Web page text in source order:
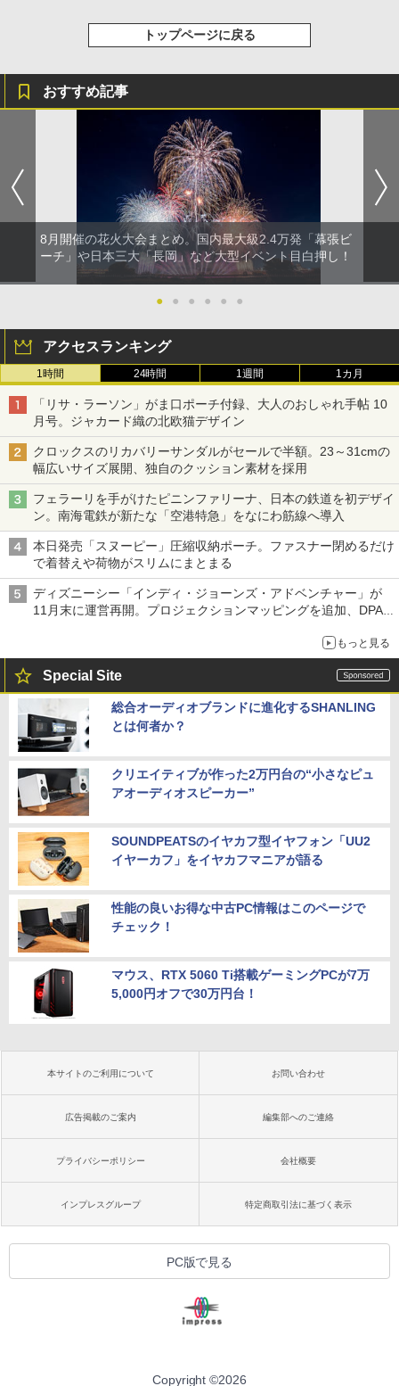
トップページに戻る
おすすめ記事
8月開催の花火大会まとめ。国内最大級2.4万発「幕張ビ
ーチ」や日本三大「長岡」など大型イベント目白押し！
● ● ● ● ● ●
アクセスランキング
1時間 24時間 1週間 1カ月
「リサ・ラーソン」がま口ポーチ付録、大人のおしゃれ手帖 10
月号。ジャカード織の北欧猫デザイン
クロックスのリカバリーサンダルがセールで半額。23～31cmの
幅広いサイズ展開、独自のクッション素材を採用
フェラーリを手がけたピニンファリーナ、日本の鉄道を初デザイ
ン。南海電鉄が新たな「空港特急」をなにわ筋線へ導入
本日発売「スヌーピー」圧縮収納ポーチ。ファスナー閉めるだけ
で着替えや荷物がスリムにまとまる
ディズニーシー「インディ・ジョーンズ・アドベンチャー」が
11月末に運営再開。プロジェクションマッピングを追加、DPA
もっと見る
Special Site
総合オーディオブランドに進化するSHANLING
とは何者か？
クリエイティブが作った2万円台の“小さなピュ
アオーディオスピーカー”
SOUNDPEATSのイヤカフ型イヤフォン「UU2
イヤーカフ」をイヤカフマニアが語る
性能の良いお得な中古PC情報はこのページで
チェック！
マウス、RTX 5060 Ti搭載ゲーミングPCが7万
5,000円オフで30万円台！
本サイトのご利用について お問い合わせ
広告掲載のご案内 編集部へのご連絡
プライバシーポリシー 会社概要
インプレスグループ 特定商取引法に基づく表示
PC版で見る
Copyright ©2026